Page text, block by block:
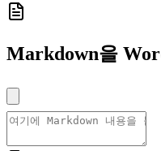
Markdown을